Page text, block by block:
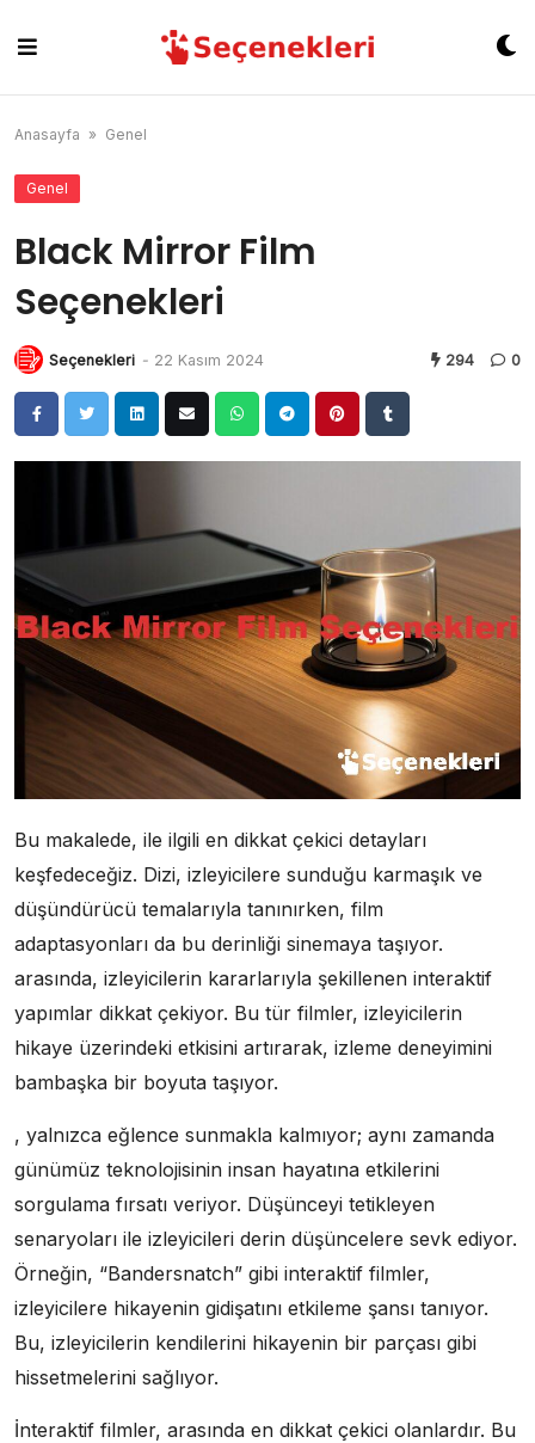
content
Anasayfa » Genel
Genel
Black Mirror Film
Seçenekleri
Seçenekleri - 22 Kasım 2024 294 0
Bu makalede, ile ilgili en dikkat çekici detayları
keşfedeceğiz. Dizi, izleyicilere sunduğu karmaşık ve
düşündürücü temalarıyla tanınırken, film
adaptasyonları da bu derinliği sinemaya taşıyor.
arasında, izleyicilerin kararlarıyla şekillenen interaktif
yapımlar dikkat çekiyor. Bu tür filmler, izleyicilerin
hikaye üzerindeki etkisini artırarak, izleme deneyimini
bambaşka bir boyuta taşıyor.
, yalnızca eğlence sunmakla kalmıyor; aynı zamanda
günümüz teknolojisinin insan hayatına etkilerini
sorgulama fırsatı veriyor. Düşünceyi tetikleyen
senaryoları ile izleyicileri derin düşüncelere sevk ediyor.
Örneğin, “Bandersnatch” gibi interaktif filmler,
izleyicilere hikayenin gidişatını etkileme şansı tanıyor.
Bu, izleyicilerin kendilerini hikayenin bir parçası gibi
hissetmelerini sağlıyor.
İnteraktif filmler, arasında en dikkat çekici olanlardır. Bu